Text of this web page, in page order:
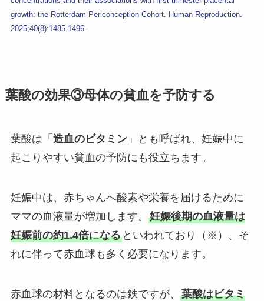
growth: the Rotterdam Periconception Cohort. Human Reproduction.
2025;40(8):1485-1496.
葉酸の効果③母体の貧血を予防する
葉酸は「 造血のビタミン」とも呼ばれ、妊娠中に
起こりやすい貧血の予防にも役立ちます。
妊娠中は、赤ちゃんへ酸素や栄養を届けるために
ママの血液量が増加します。 妊娠後期の血液量は
妊娠前の約1.4倍になるといわれており（※）、そ
れに伴って赤血球も多く必要になります。
赤血球の材料となるのは鉄ですが、 葉酸はビタミ